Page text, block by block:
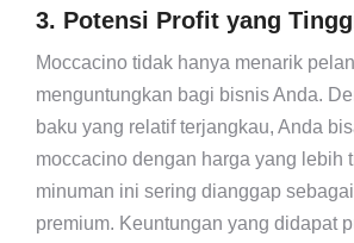
3. Potensi Profit yang
Moccacino tidak hanya menarik
menguntungkan bagi bisnis Anda.
baku yang relatif terjangkau, Anda
moccacino dengan harga yang lebih
minuman ini sering dianggap
premium. Keuntungan yang didapat